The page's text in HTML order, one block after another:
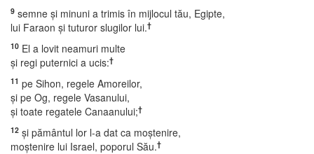
9 semne şi minuni a trimis în mijlocul tău, Egipte,
lui Faraon şi tuturor slugilor lui.†
10 El a lovit neamuri multe
şi regi puternici a ucis:†
11 pe Sihon, regele Amoreilor,
şi pe Og, regele Vasanului,
şi toate regatele Canaanului;†
12 şi pământul lor l-a dat ca moştenire,
moştenire lui Israel, poporul Său.†